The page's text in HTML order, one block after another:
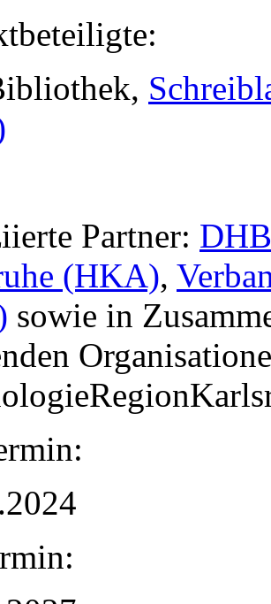
Partner:
(HKA),
sowie in